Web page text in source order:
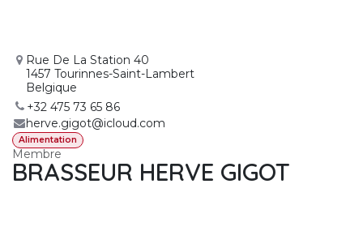
Rue De La Station 40
1457 Tourinnes-Saint-Lambert
Belgique
+32 475 73 65 86
herve.gigot@icloud.com
Alimentation
Membre
BRASSEUR HERVE GIGOT